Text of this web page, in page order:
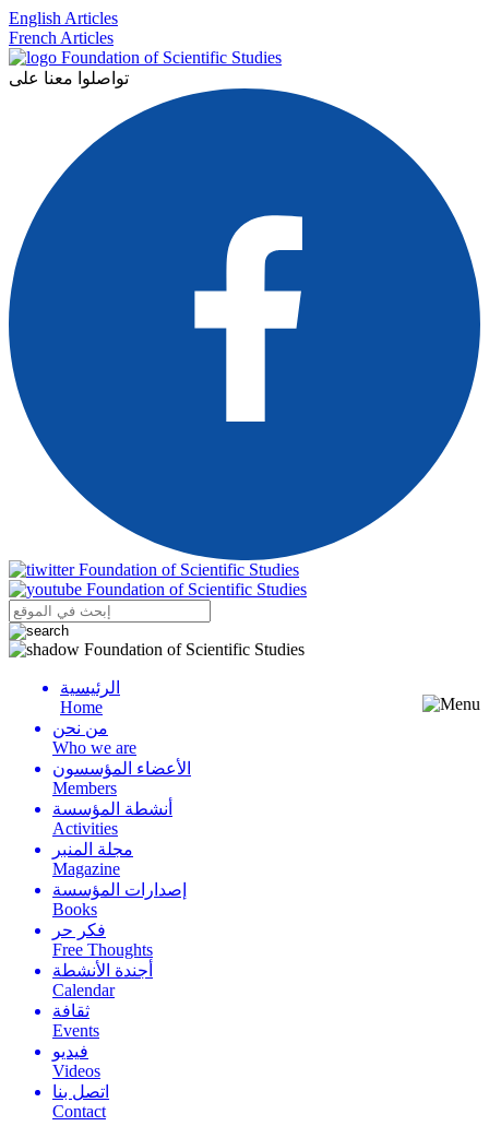
English Articles
French Articles
تواصلوا معنا على
Menu
الرئيسية
Home
من نحن
Who we are
الأعضاء المؤسسون
Members
أنشطة المؤسسة
Activities
مجلة المنبر
Magazine
إصدارات المؤسسة
Books
فكر حر
Free Thoughts
أجندة الأنشطة
Calendar
ثقافة
Events
فيديو
Videos
اتصل بنا
Contact